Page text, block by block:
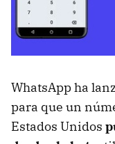
WhatsApp ha
para que un
Estados Unidos